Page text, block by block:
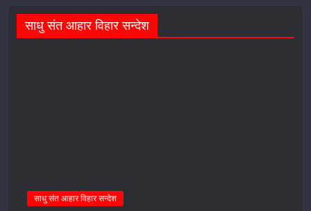
साधु संत आहार विहार सन्देश
साधु संत आहार विहार सन्देश